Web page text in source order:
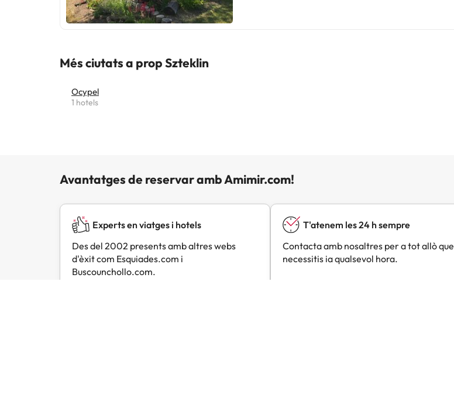
Més ciutats a prop Szteklin
Ocypel
1 hotels
Avantatges de reservar amb Amimir.com!
Experts en viatges i hotels
Des del 2002 presents amb altres webs
d'èxit com Esquiades.com i
Buscounchollo.com.
T'atenem les 24 h sempre
Contacta amb nosaltres per a tot allò que
necessitis ia qualsevol hora.